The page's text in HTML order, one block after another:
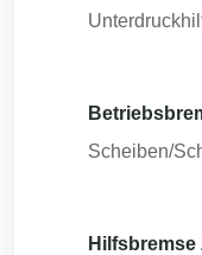
Scheiben/
Hilfsbremse